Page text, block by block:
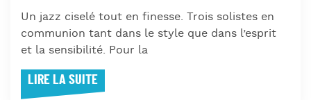
Un jazz ciselé tout en finesse. Trois solistes en
communion tant dans le style que dans l’esprit
et la sensibilité. Pour la
LIRE LA SUITE